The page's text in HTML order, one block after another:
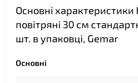
Основні характеристики
повітряні 30 см
шт. в упаковці, Gemar
Основні